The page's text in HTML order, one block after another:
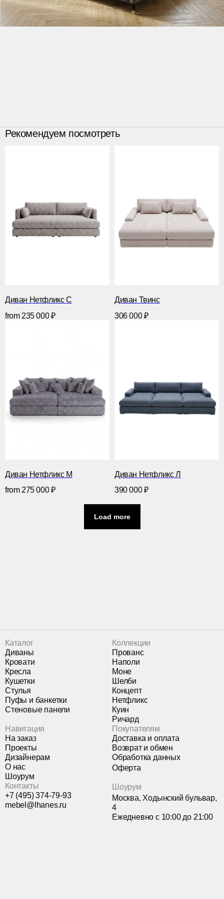
Рекомендуем посмотреть
Диван Нетфликс С
from 235 000 ₽
Диван Твинс
306 000 ₽
Диван Нетфликс М
from 275 000 ₽
Диван Нетфликс Л
390 000 ₽
Load more
Каталог
Диваны
Кровати
Кресла
Кушетки
Стулья
Пуфы и банкетки
Стеновые панели
Коллекции
Прованс
Наполи
Моне
Шелби
Концепт
Нетфликс
Куин
Ричард
Навигация
На заказ
Проекты
Дизайнерам
О нас
Шоурум
Покупателям
Доставка и оплата
Возврат и обмен
Обработка данных
Оферта
Контакты
+7 (495) 374-79-93
mebel@lhanes.ru
Шоурум
Москва, Ходынский бульвар,
4
Ежедневно с 10:00 до 21:00